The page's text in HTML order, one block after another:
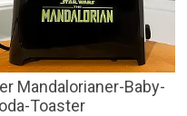
Mandalorianer-Baby-
Toaster